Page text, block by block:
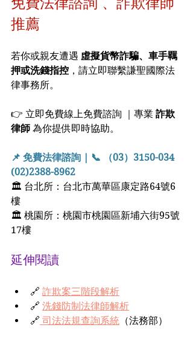
推薦
若你或親友遭遇 虛擬貨幣詐騙、車手羈
押或洗錢指控 ，請立即聯繫謙聖國際法
律事務所。
👉 立即免費線上免費諮詢 ｜專業 詐欺
律師 為你提供即時協助。
📌 免費法律諮詢 | 📞 （03）3150-034
(02)2388-8962
🏛 台北所：台北市萬華區康定路64號6
樓
🏛 桃園所：桃園市桃園區新埔六街95號
17樓
延伸閱讀
🔗 詐欺案三階段解析
🔗 洗錢防制法律師解析
🔗 司法法規查詢系統 （法務部）